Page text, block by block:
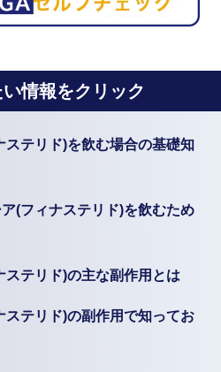
情報をクリック
ステリド)を飲む場合の基礎知
(フィナステリド)を飲むため
ステリド)の主な副作用とは
ステリド)の副作用で知ってお